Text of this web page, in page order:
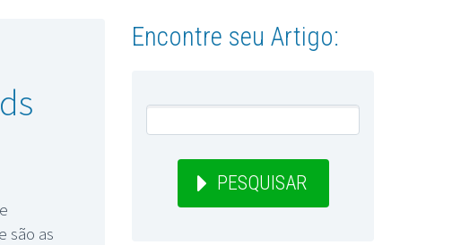
são as
Encontre seu Artigo:
PESQUISAR